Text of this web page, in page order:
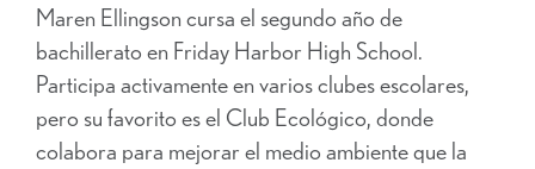
Maren Ellingson cursa el segundo año de
bachillerato en Friday Harbor High School.
Participa activamente en varios clubes escolares,
pero su favorito es el Club Ecológico, donde
colabora para mejorar el medio ambiente que la